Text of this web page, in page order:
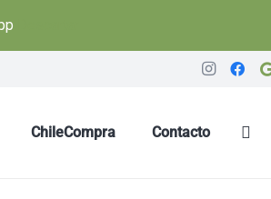
ChileCompra Contacto